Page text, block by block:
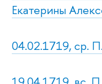
Екатерины
04.02.1719, ср.